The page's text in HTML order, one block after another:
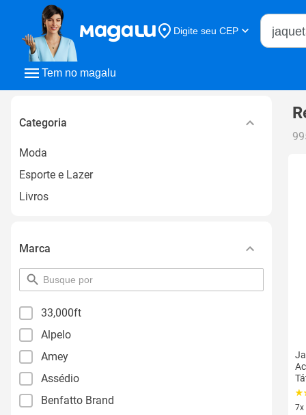
Tem no magalu
Digite seu CEP
Buscar
Categoria
Moda
Esporte e Lazer
Livros
Marca
pesquisar
por
33,000ft
Alpelo
Amey
Assédio
Benfatto Brand
7x